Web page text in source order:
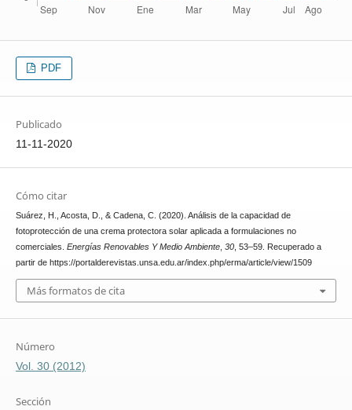
PDF
Publicado
11-11-2020
Cómo citar
Suárez, H., Acosta, D., & Cadena, C. (2020). Análisis de la capacidad de
fotoprotección de una crema protectora solar aplicada a formulaciones no
comerciales. Energías Renovables Y Medio Ambiente, 30, 53–59. Recuperado a
partir de https://portalderevistas.unsa.edu.ar/index.php/erma/article/view/1509
Más formatos de cita
Número
Vol. 30 (2012)
Sección